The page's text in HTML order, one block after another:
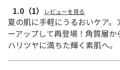
1.0 （1） レビューを見る
夏の肌に手軽にうるおいケア。
ーアップして再登場！角質層
ハリツヤに満ちた輝く素肌へ。